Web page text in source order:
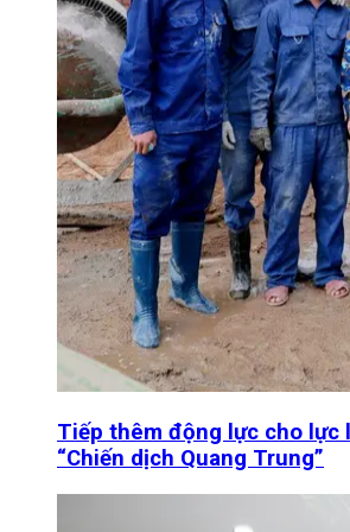
Tiếp thêm động lực cho lực
“Chiến dịch Quang Trung”